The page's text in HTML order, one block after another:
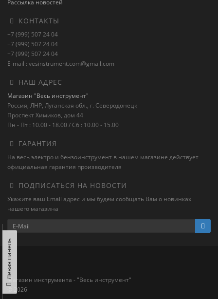
Рассылка новостей
КОНТАКТЫ
+7 (999) 507 24 04
+7 (999) 507 24 04
+7 (999) 507 24 04
E-mail : vesinstrument.com@gmail.com
НАШ АДРЕС
Магазин "Весь инструмент"
Россия, ЛНР, Луганская обл., г. Северодонецк
Проспект Химиков, дом 44
Пн - Пт : 10.00 - 18.00 / Сб : 10.00 - 15.00
ГАРАНТИЯ
На весь электро и бензоинструмент в нашем магазине действует
официальная гарантия производителя
ПОДПИСАТЬСЯ НА НОВОСТИ
Укажите ваш Email адрес и мы будем сообщать Вам о новинках
нашего магазина
Магазин инструмента - "Весь инструмент"
© 2026
Левая панель